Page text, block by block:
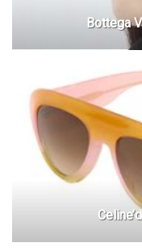
Bottega